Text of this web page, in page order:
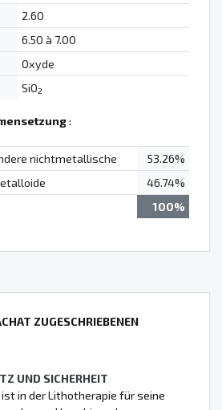
2.60
6.50 à 7.00
Oxyde
SiO2
:
nichtmetallische
53.26%
46.74%
100%
ZUGESCHRIEBENEN
UND SICHERHEIT
in der Lithotherapie für seine